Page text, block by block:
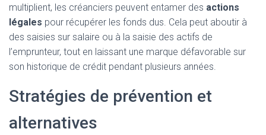
multiplient, les créanciers peuvent entamer des actions
légales pour récupérer les fonds dus. Cela peut aboutir à
des saisies sur salaire ou à la saisie des actifs de
l’emprunteur, tout en laissant une marque défavorable sur
son historique de crédit pendant plusieurs années.
Stratégies de prévention et
alternatives